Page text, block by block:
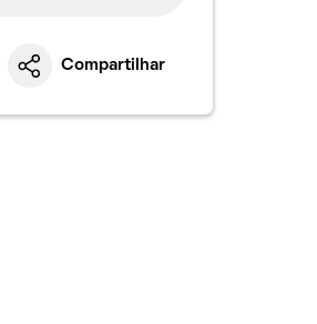
Compartilhar